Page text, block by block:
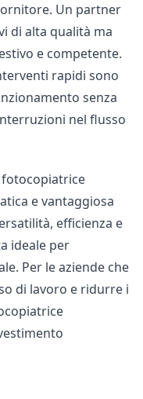
Un partner
di alta qualità ma
e competente.
rapidi sono
senza
nel flusso
e vantaggiosa
efficienza e
ideale per
Per le aziende che
di lavoro e ridurre i